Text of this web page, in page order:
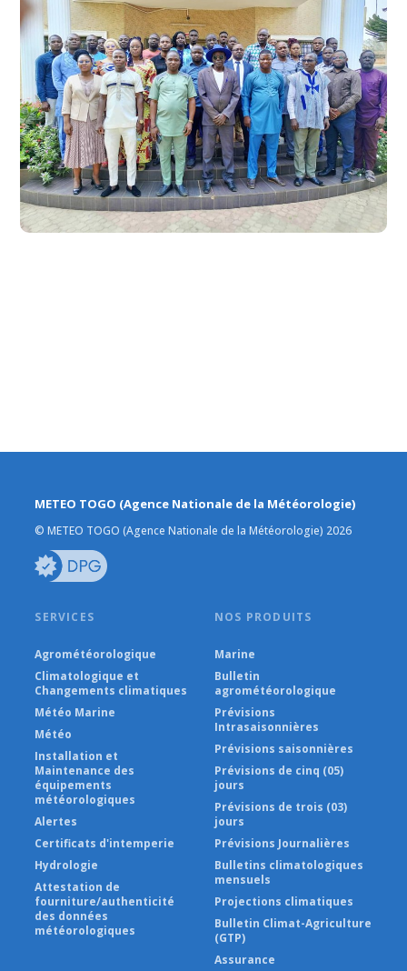
METEO TOGO (Agence Nationale de la Météorologie)
© METEO TOGO (Agence Nationale de la Météorologie) 2026
SERVICES
Agrométéorologique
Climatologique et
Changements climatiques
Météo Marine
Météo
Installation et
Maintenance des
équipements
météorologiques
Alertes
Certificats d'intemperie
Hydrologie
Attestation de
fourniture/authenticité
des données
météorologiques
NOS PRODUITS
Marine
Bulletin
agrométéorologique
Prévisions
Intrasaisonnières
Prévisions saisonnières
Prévisions de cinq (05)
jours
Prévisions de trois (03)
jours
Prévisions Journalières
Bulletins climatologiques
mensuels
Projections climatiques
Bulletin Climat-Agriculture
(GTP)
Assurance